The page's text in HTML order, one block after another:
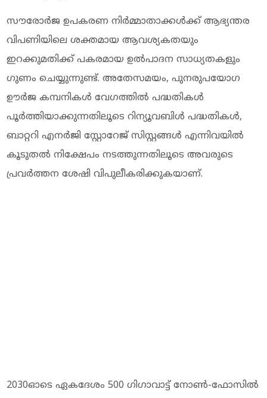
സൗരോര്‍ജ ഉപകരണ നിര്‍മ്മാതാക്കള്‍ക്ക് ആഭ്യന്തര
വിപണിയിലെ ശക്തമായ ആവശ്യകതയും
ഇറക്കുമതിക്ക് പകരമായ ഉല്‍പാദന സാധ്യതകളും
ഗുണം ചെയ്യുന്നുണ്ട്. അതേസമയം, പുനരുപയോഗ
ഊര്‍ജ കമ്പനികള്‍ വേഗത്തില്‍ പദ്ധതികള്‍
പൂര്‍ത്തിയാക്കുന്നതിലൂടെ റിന്യൂവബിള്‍ പദ്ധതികള്‍,
ബാറ്ററി എനര്‍ജി സ്റ്റോറേജ് സിസ്റ്റങ്ങള്‍ എന്നിവയില്‍
കൂടുതല്‍ നിക്ഷേപം നടത്തുന്നതിലൂടെ അവരുടെ
പ്രവര്‍ത്തന ശേഷി വിപുലീകരിക്കുകയാണ്.
2030ഓടെ ഏകദേശം 500 ഗിഗാവാട്ട് നോണ്‍-ഫോസില്‍